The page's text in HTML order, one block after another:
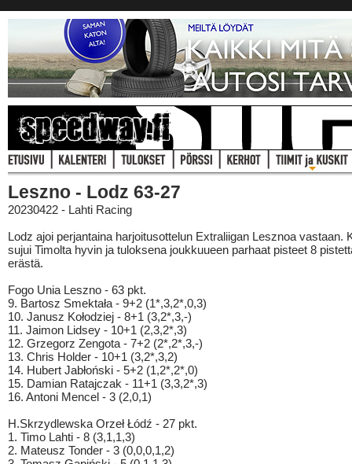
Leszno - Lodz 63-27
20230422 - Lahti Racing
Lodz ajoi perjantaina harjoitusottelun Extraliigan Lesznoa vastaan.
sujui Timolta hyvin ja tuloksena joukkuueen parhaat pisteet 8
erästä.
Fogo Unia Leszno - 63 pkt.
9. Bartosz Smektała - 9+2 (1*,3,2*,0,3)
10. Janusz Kołodziej - 8+1 (3,2*,3,-)
11. Jaimon Lidsey - 10+1 (2,3,2*,3)
12. Grzegorz Zengota - 7+2 (2*,2*,3,-)
13. Chris Holder - 10+1 (3,2*,3,2)
14. Hubert Jabłoński - 5+2 (1,2*,2*,0)
15. Damian Ratajczak - 11+1 (3,3,2*,3)
16. Antoni Mencel - 3 (2,0,1)
H.Skrzydlewska Orzeł Łódź - 27 pkt.
1. Timo Lahti - 8 (3,1,1,3)
2. Mateusz Tonder - 3 (0,0,0,1,2)